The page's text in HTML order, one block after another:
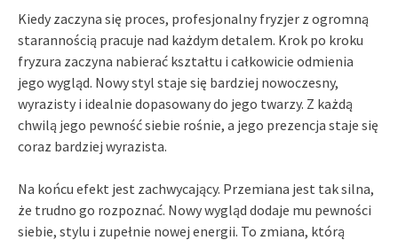
Kiedy zaczyna się proces, profesjonalny fryzjer z ogromną
starannością pracuje nad każdym detalem. Krok po kroku
fryzura zaczyna nabierać kształtu i całkowicie odmienia
jego wygląd. Nowy styl staje się bardziej nowoczesny,
wyrazisty i idealnie dopasowany do jego twarzy. Z każdą
chwilą jego pewność siebie rośnie, a jego prezencja staje się
coraz bardziej wyrazista.
Na końcu efekt jest zachwycający. Przemiana jest tak silna,
że trudno go rozpoznać. Nowy wygląd dodaje mu pewności
siebie, stylu i zupełnie nowej energii. To zmiana, którą